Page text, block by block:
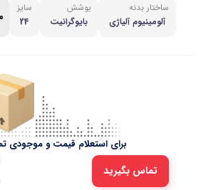
ساختار بدنه
آلومینیوم آلیاژی
پوشش
بایوگرانیت
سایز
24
برای استعلام قیمت و موجودی
تماس بگیرید